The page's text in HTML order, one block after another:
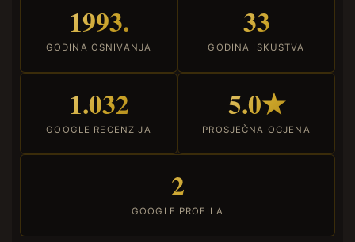
1993.
GODINA OSNIVANJA
33
GODINA ISKUSTVA
1.032
GOOGLE RECENZIJA
5.0★
PROSJEČNA OCJENA
2
GOOGLE PROFILA